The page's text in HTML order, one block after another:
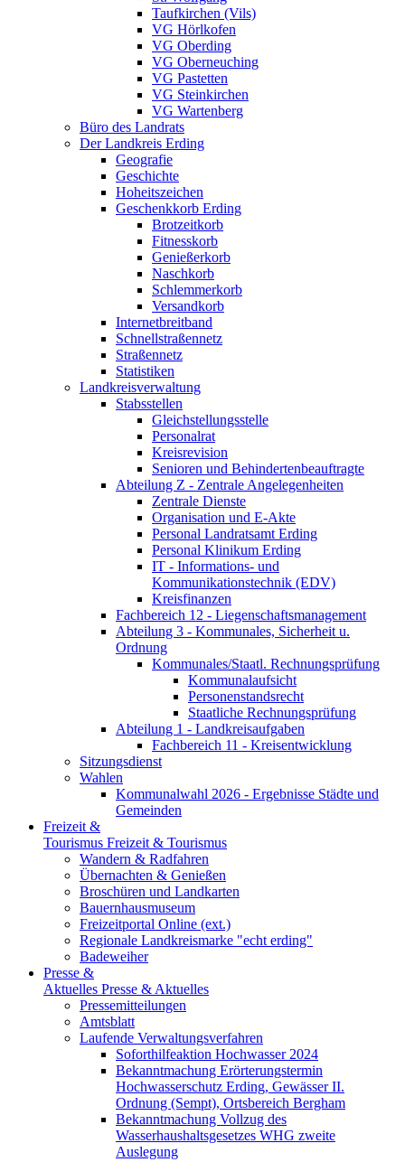
Taufkirchen (Vils)
VG Hörlkofen
VG Oberding
VG Oberneuching
VG Pastetten
VG Steinkirchen
VG Wartenberg
Büro des Landrats
Der Landkreis Erding
Geografie
Geschichte
Hoheitszeichen
Geschenkkorb Erding
Brotzeitkorb
Fitnesskorb
Genießerkorb
Naschkorb
Schlemmerkorb
Versandkorb
Internetbreitband
Schnellstraßennetz
Straßennetz
Statistiken
Landkreisverwaltung
Stabsstellen
Gleichstellungsstelle
Personalrat
Kreisrevision
Senioren und Behindertenbeauftragte
Abteilung Z - Zentrale Angelegenheiten
Zentrale Dienste
Organisation und E-Akte
Personal Landratsamt Erding
Personal Klinikum Erding
IT - Informations- und
Kommunikationstechnik (EDV)
Kreisfinanzen
Fachbereich 12 - Liegenschaftsmanagement
Abteilung 3 - Kommunales, Sicherheit u.
Ordnung
Kommunales/Staatl. Rechnungsprüfung
Kommunalaufsicht
Personenstandsrecht
Staatliche Rechnungsprüfung
Abteilung 1 - Landkreisaufgaben
Fachbereich 11 - Kreisentwicklung
Sitzungsdienst
Wahlen
Kommunalwahl 2026 - Ergebnisse Städte und
Gemeinden
Freizeit &
Tourismus Freizeit & Tourismus
Wandern & Radfahren
Übernachten & Genießen
Broschüren und Landkarten
Bauernhausmuseum
Freizeitportal Online (ext.)
Regionale Landkreismarke "echt erding"
Badeweiher
Presse &
Aktuelles Presse & Aktuelles
Pressemitteilungen
Amtsblatt
Laufende Verwaltungsverfahren
Soforthilfeaktion Hochwasser 2024
Bekanntmachung Erörterungstermin
Hochwasserschutz Erding, Gewässer II.
Ordnung (Sempt), Ortsbereich Bergham
Bekanntmachung Vollzug des
Wasserhaushaltsgesetzes WHG zweite
Auslegung